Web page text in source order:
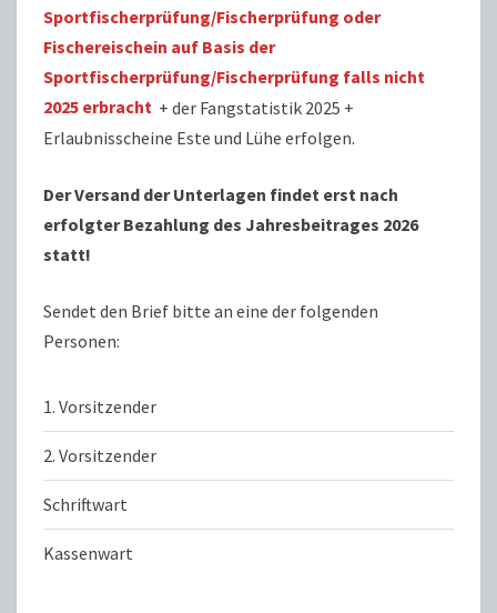
Sportfischerprüfung/Fischerprüfung oder
Fischereischein auf Basis der
Sportfischerprüfung/Fischerprüfung falls nicht
2025 erbracht + der Fangstatistik 2025 +
Erlaubnisscheine Este und Lühe erfolgen.
Der Versand der Unterlagen findet erst nach
erfolgter Bezahlung des Jahresbeitrages 2026
statt!
Sendet den Brief bitte an eine der folgenden
Personen:
1. Vorsitzender
2. Vorsitzender
Schriftwart
Kassenwart